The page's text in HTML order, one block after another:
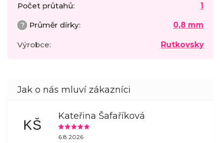
Počet průtahů: 1
? Průměr dírky: 0,8 mm
Výrobce: Rutkovsky
KŠ
Kateřina Šafaříková
6.8.2026